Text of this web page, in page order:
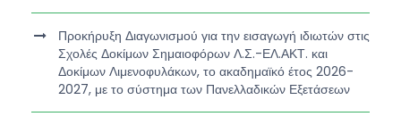
Προκήρυξη Διαγωνισμού για την εισαγωγή ιδιωτών στις
Σχολές Δοκίμων Σημαιοφόρων Λ.Σ.-ΕΛ.ΑΚΤ. και
Δοκίμων Λιμενοφυλάκων, το ακαδημαϊκό έτος 2026-
2027, με το σύστημα των Πανελλαδικών Εξετάσεων